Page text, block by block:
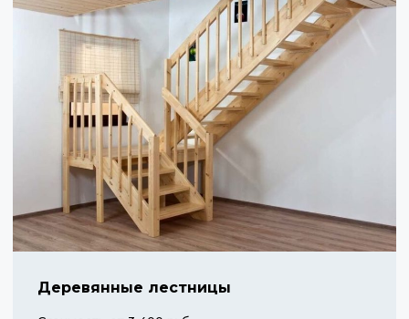
Деревянные лестницы